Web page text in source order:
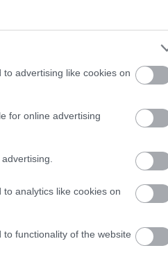
advertising like cookies on
for online advertising
analytics like cookies on
functionality of the website
terasszal
felújítása
az utcát. (Ez
majd.)
járművek
meg tudjuk
esti órákban,
a
hogy
DE